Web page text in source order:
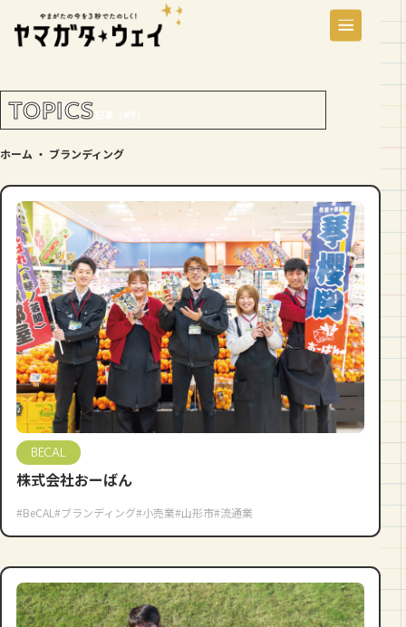
TOPICS 記事（4件）
ホーム ・ ブランディング
BECAL
株式会社おーばん
#BeCAL #ブランディング#小売業#山形市#流通業